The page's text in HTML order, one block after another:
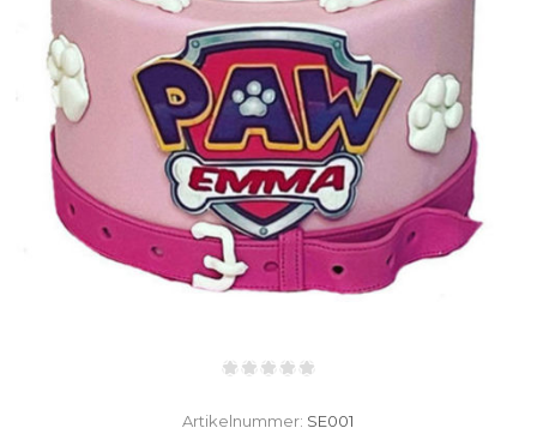
Artikelnummer: SE001